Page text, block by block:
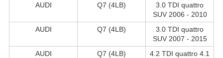
AUDI
Q7 (4LB)
3.0 TDI quattro
SUV 2006 - 2010
AUDI
Q7 (4LB)
3.0 TDI quattro
SUV 2007 - 2015
AUDI
Q7 (4LB)
4.2 TDI quattro 4.1